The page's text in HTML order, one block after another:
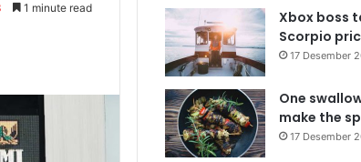
1 minute read
Xbox boss
Scorpio
17 Desember
One
make the
17 Desember